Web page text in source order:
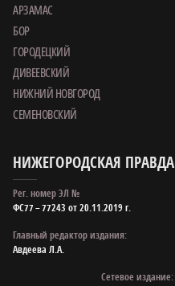
АРЗАМАС
БОР
ГОРОДЕЦКИЙ
ДИВЕЕВСКИЙ
НИЖНИЙ НОВГОРОД
СЕМЕНОВСКИЙ
НИЖЕГОРОДСКАЯ ПРАВДА
Рег. номер ЭЛ №
ФС77 – 77243 от 20.11.2019 г.
Главный редактор издания:
Авдеева Л.А.
Сетевое издание: